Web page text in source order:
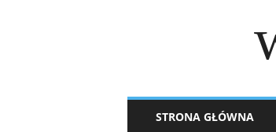
STRONA GŁÓWNA